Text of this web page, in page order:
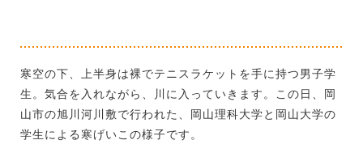
寒空の下、上半身は裸でテニスラケットを手に持つ男子学
生。気合を入れながら、川に入っていきます。この日、岡
山市の旭川河川敷で行われた、岡山理科大学と岡山大学の
学生による寒げいこの様子です。